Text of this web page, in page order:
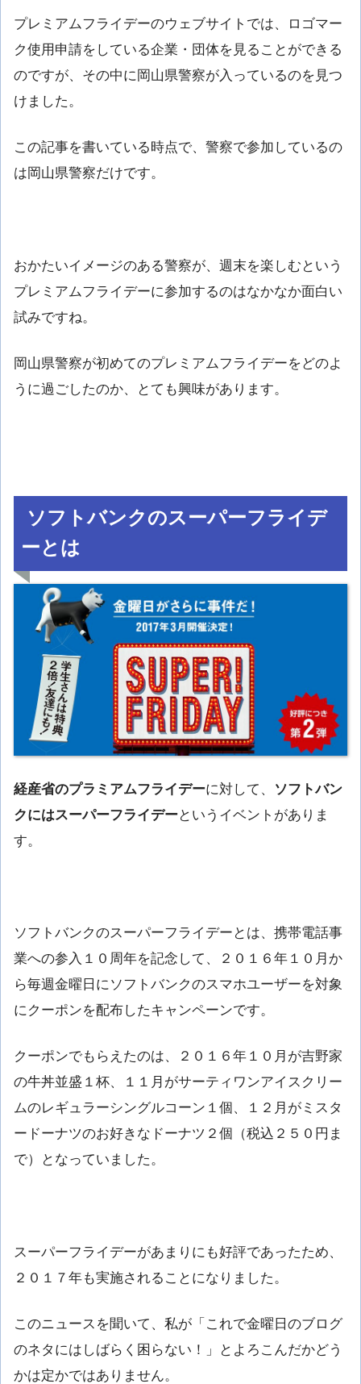
プレミアムフライデーのウェブサイトでは、ロゴマー
ク使用申請をしている企業・団体を見ることができる
のですが、その中に岡山県警察が入っているのを見つ
けました。
この記事を書いている時点で、警察で参加しているの
は岡山県警察だけです。
おかたいイメージのある警察が、週末を楽しむという
プレミアムフライデーに参加するのはなかなか面白い
試みですね。
岡山県警察が初めてのプレミアムフライデーをどのよ
うに過ごしたのか、とても興味があります。
ソフトバンクのスーパーフライデ
ーとは
経産省のプラミアムフライデーに対して、
ソフトバン
クにはスーパーフライデーというイベントがありま
す。
ソフトバンクのスーパーフライデーとは、携帯電話事
業への参入１０周年を記念して、２０１６年１０月か
ら毎週金曜日にソフトバンクのスマホユーザーを対象
にクーポンを配布したキャンペーンです。
クーポンでもらえたのは、２０１６年１０月が吉野家
の牛丼並盛１杯、１１月がサーティワンアイスクリー
ムのレギュラーシングルコーン１個、１２月がミスタ
ードーナツのお好きなドーナツ２個（税込２５０円ま
で）となっていました。
スーパーフライデーがあまりにも好評であったため、
２０１７年も実施されることになりました。
このニュースを聞いて、私が「これで金曜日のブログ
のネタにはしばらく困らない！」とよろこんだかどう
かは定かではありません。